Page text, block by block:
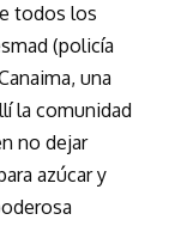
todos los
(policía
una
la comunidad
no dejar
azúcar y